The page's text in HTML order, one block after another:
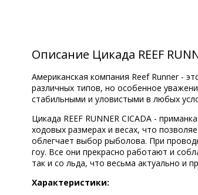
Описание Цикада REEF
Американская компания Reef Runner -
различных типов, но особенное
стабильными и уловистыми в любых
Цикада REEF RUNNER CICADA -
ходовых размерах и весах, что
облегчает выбор рыболова. При
гоу. Все они прекрасно работают и
так и со льда, что весьма актуально и
Характеристики: